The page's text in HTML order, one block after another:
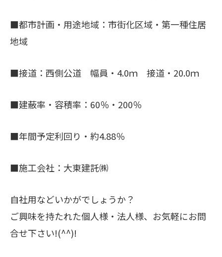
■都市計画・用途地域：市街化区域・第一種住居
地域
■接道：西側公道 幅員・4.0ｍ 接道・20.0ｍ
■建蔽率・容積率：60％・200％
■年間予定利回り・約4.88％
■施工会社：大東建託㈱
自社用などいかがでしょうか？
ご興味を持たれた個人様・法人様、お気軽にお問
合せ下さい!(^^)!